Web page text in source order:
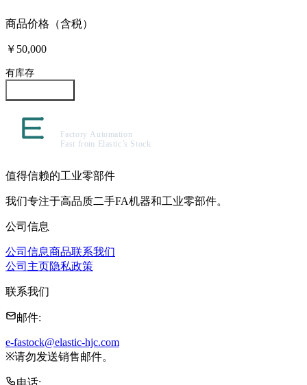
商品价格（含税）
￥50,000
有库存
值得信赖的工业零部件
我们专注于高品质二手FA机器和工业零部件。
公司信息
公司信息商品联系我们
公司主页隐私政策
联系我们
邮件:
e-fastock@elastic-hjc.com
※请勿发送销售邮件。
电话: